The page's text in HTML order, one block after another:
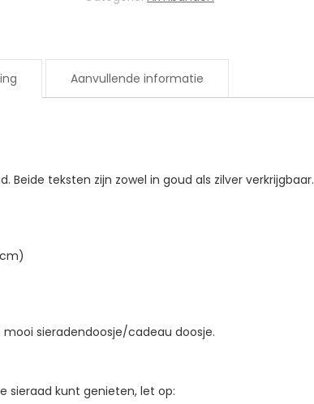
Aanvullende informatie
teksten zijn zowel in goud als zilver verkrijgbaar.
sieradendoosje/cadeau doosje.
sieraad kunt genieten, let op: